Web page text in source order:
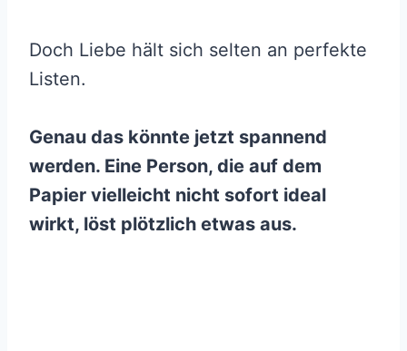
Doch Liebe hält sich selten an perfekte
Listen.
Genau das könnte jetzt spannend
werden. Eine Person, die auf dem
Papier vielleicht nicht sofort ideal
wirkt, löst plötzlich etwas aus.